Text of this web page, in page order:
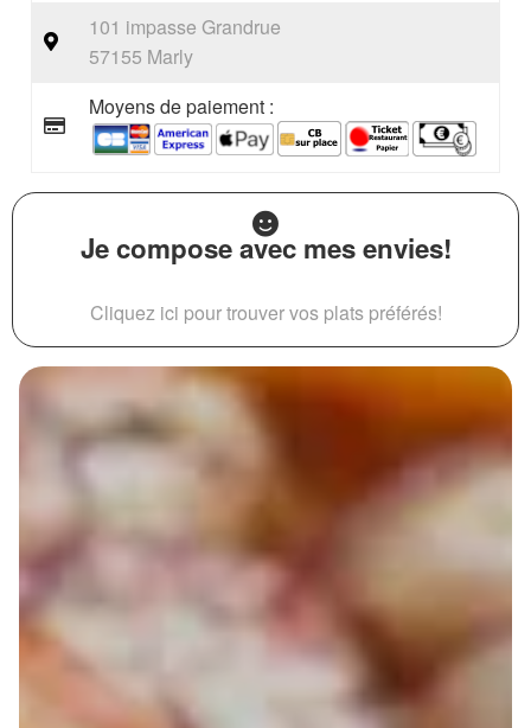
101 impasse Grandrue
57155 Marly
Moyens de paiement :
Je compose avec mes envies!
Cliquez ici pour trouver vos plats préférés!